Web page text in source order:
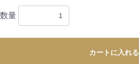
数量
カートに入れる